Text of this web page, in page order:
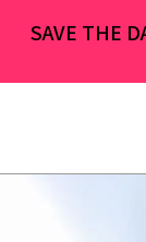
SAVE THE